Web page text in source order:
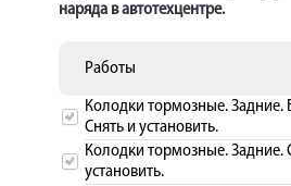
наряда в автотехцентре.
Работы
Колодки тормозные. Задние.
Снять и установить.
Колодки тормозные. Задние.
установить.